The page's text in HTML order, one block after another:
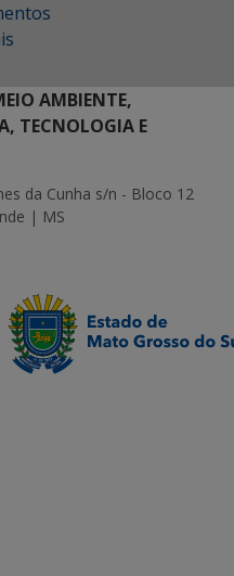
AMBIENTE,
TECNOLOGIA E
da Cunha s/n - Bloco 12
| MS